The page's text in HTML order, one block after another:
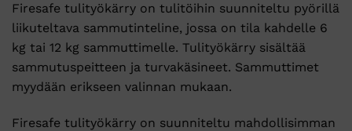
Firesafe tulityökärry on tulitöihin suunniteltu pyörillä
liikuteltava sammutinteline, jossa on tila kahdelle 6
kg tai 12 kg sammuttimelle. Tulityökärry sisältää
sammutuspeitteen ja turvakäsineet. Sammuttimet
myydään erikseen valinnan mukaan.
Firesafe tulityökärry on suunniteltu mahdollisimman